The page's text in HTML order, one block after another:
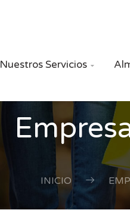
Nuestros Servicios 
INICIO